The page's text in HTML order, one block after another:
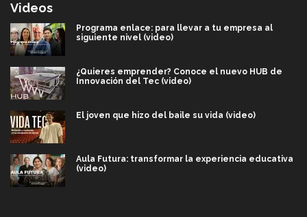
Videos
Programa enlace: para llevar a tu empresa al
siguiente nivel (video)
¿Quieres emprender? Conoce el nuevo HUB de
Innovación del Tec (video)
El joven que hizo del baile su vida (video)
Aula Futura: transformar la experiencia educativa
(video)